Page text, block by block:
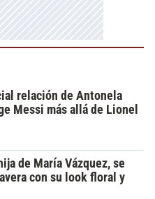
relación de Antonela
Messi más allá de Lionel
de María Vázquez, se
con su look floral y